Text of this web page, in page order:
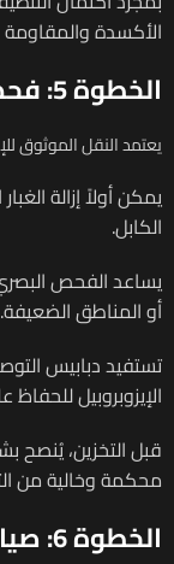
الأكسدة والمقاومة
الخطوة 5: فحص الكابلات والموصلات
يعتمد النقل الموثوق
يمكن أولاً إزالة
الكابل.
يساعد الفحص
أو المناطق الضعيفة.
تستفيد دبابيس
الإيزوبروبيل
قبل التخزين، يُنصح
محكمة وخالية من
الخطوة 6: صيانة المعدات الصوتية